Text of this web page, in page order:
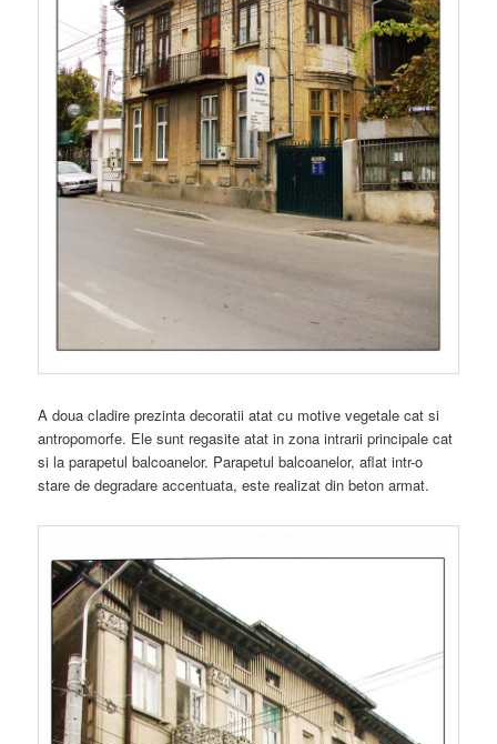
A doua cladire prezinta decoratii atat cu motive vegetale cat si
antropomorfe. Ele sunt regasite atat in zona intrarii principale cat
si la parapetul balcoanelor. Parapetul balcoanelor, aflat intr-o
stare de degradare accentuata, este realizat din beton armat.